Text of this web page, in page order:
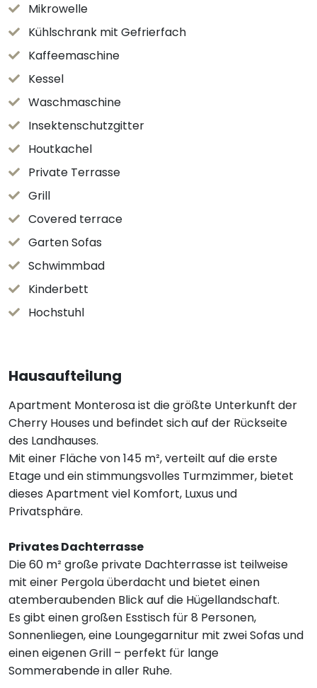
Mikrowelle
Kühlschrank mit Gefrierfach
Kaffeemaschine
Kessel
Waschmaschine
Insektenschutzgitter
Houtkachel
Private Terrasse
Grill
Covered terrace
Garten Sofas
Schwimmbad
Kinderbett
Hochstuhl
Hausaufteilung
Apartment Monterosa ist die größte Unterkunft der
Cherry Houses und befindet sich auf der Rückseite
des Landhauses.
Mit einer Fläche von 145 m², verteilt auf die erste
Etage und ein stimmungsvolles Turmzimmer, bietet
dieses Apartment viel Komfort, Luxus und
Privatsphäre.
Privates Dachterrasse
Die 60 m² große private Dachterrasse ist teilweise
mit einer Pergola überdacht und bietet einen
atemberaubenden Blick auf die Hügellandschaft.
Es gibt einen großen Esstisch für 8 Personen,
Sonnenliegen, eine Loungegarnitur mit zwei Sofas und
einen eigenen Grill – perfekt für lange
Sommerabende in aller Ruhe.